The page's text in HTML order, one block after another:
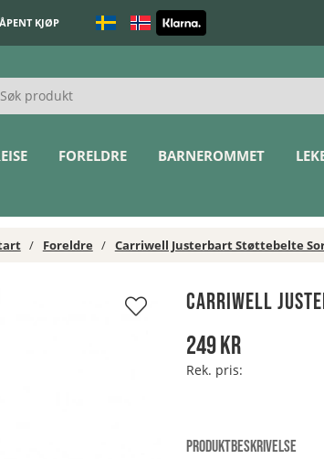
KJØP
FORELDRE BARNEROMMET
Foreldre Carriwell Justerbart Støttebelte
Carriwell
249kr
Rek. pris:
PRODUKTBESKRIVELSE